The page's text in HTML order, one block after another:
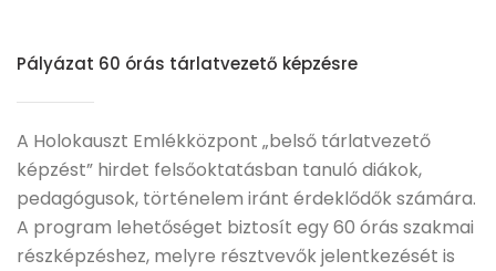
Pályázat 60 órás tárlatvezető képzésre
A Holokauszt Emlékközpont „belső tárlatvezető
képzést” hirdet felsőoktatásban tanuló diákok,
pedagógusok, történelem iránt érdeklődők számára.
A program lehetőséget biztosít egy 60 órás szakmai
részképzéshez, melyre résztvevők jelentkezését is